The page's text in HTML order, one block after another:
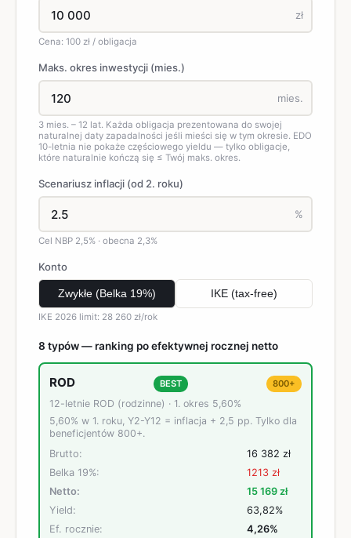
zł
Cena: 100 zł / obligacja
Maks. okres inwestycji (mies.)
mies.
3 mies. – 12 lat. Każda obligacja prezentowana do swojej
naturalnej daty zapadalności jeśli mieści się w tym okresie. EDO
10-letnia nie pokaże częściowego yieldu — tylko obligacje,
które naturalnie kończą się ≤ Twój maks. okres.
Scenariusz inflacji (od 2. roku)
%
Cel NBP 2,5% · obecna 2,3%
Konto
Zwykłe (Belka 19%) IKE (tax-free)
IKE 2026 limit: 28 260 zł/rok
8 typów — ranking po efektywnej rocznej netto
ROD BEST 800+
12-letnie ROD (rodzinne) · 1. okres 5,60%
5,60% w 1. roku, Y2-Y12 = inflacja + 2,5 pp. Tylko dla
beneficjentów 800+.
Brutto:
16 382 zł
Belka 19%:
1213 zł
Netto:
15 169 zł
Yield:
63,82%
Ef. rocznie:
4,26%